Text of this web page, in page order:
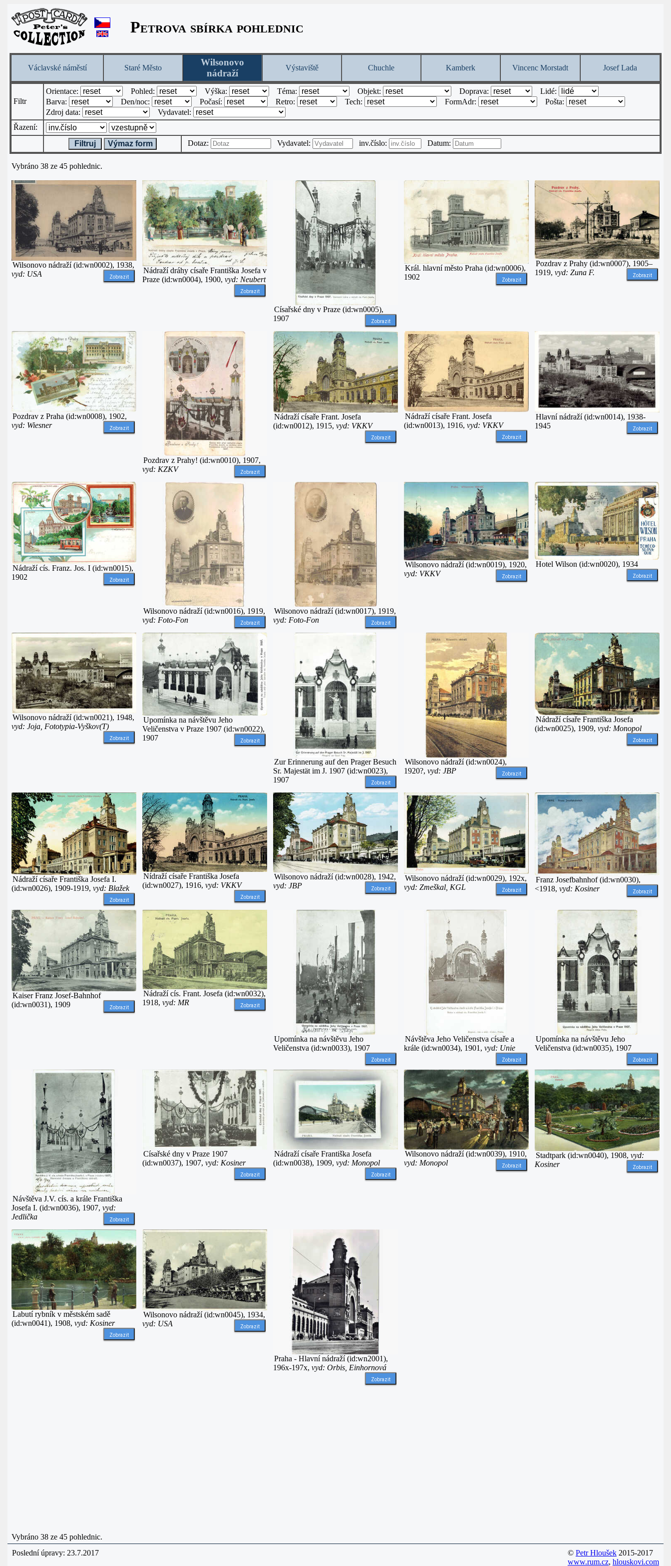
Petrova sbírka pohlednic
Václavské náměstí Staré Město
Wilsonovo
nádraží
Výstaviště Chuchle Kamberk Vincenc Morstadt Josef Lada
Filtr
Orientace: Pohled: Výška: Téma: Objekt: Doprava:
Lidé:
Barva:
Den/noc: Počasí: Retro: Tech: FormAdr:
Pošta:
Zdroj data:
Vydavatel:
Řazení:
Filtruj
Výmaz form Dotaz: Vydavatel: inv.číslo: Datum:
Vybráno 38 ze 45 pohlednic.
Wilsonovo nádraží (id:wn0002), 1938,
vyd: USA
Zobrazit
Nádraží dráhy císaře Františka Josefa v
Praze (id:wn0004), 1900, vyd: Neubert
Zobrazit
Císařské dny v Praze (id:wn0005),
1907
Zobrazit
Král. hlavní město Praha (id:wn0006),
1902
Zobrazit
Pozdrav z Prahy (id:wn0007), 1905–
1919, vyd: Zuna F. Zobrazit
Pozdrav z Praha (id:wn0008), 1902,
vyd: Wiesner
Zobrazit
Pozdrav z Prahy! (id:wn0010), 1907,
vyd: KZKV
Zobrazit
Nádraží císaře Frant. Josefa
(id:wn0012), 1915, vyd: VKKV
Zobrazit
Nádraží císaře Frant. Josefa
(id:wn0013), 1916, vyd: VKKV
Zobrazit
Hlavní nádraží (id:wn0014), 1938-
1945
Zobrazit
Nádraží cís. Franz. Jos. I (id:wn0015),
1902
Zobrazit
Wilsonovo nádraží (id:wn0016), 1919,
vyd: Foto-Fon
Zobrazit
Wilsonovo nádraží (id:wn0017), 1919,
vyd: Foto-Fon
Zobrazit
Wilsonovo nádraží (id:wn0019), 1920,
vyd: VKKV
Zobrazit
Hotel Wilson (id:wn0020), 1934
Zobrazit
Wilsonovo nádraží (id:wn0021), 1948,
vyd: Joja, Fototypia-Vyškov(T)
Zobrazit
Upomínka na návštěvu Jeho
Veličenstva v Praze 1907 (id:wn0022),
1907
Zobrazit
Zur Erinnerung auf den Prager Besuch
Sr. Majestät im J. 1907 (id:wn0023),
1907
Zobrazit
Wilsonovo nádraží (id:wn0024),
1920?, vyd: JBP Zobrazit
Nádraží císaře Františka Josefa
(id:wn0025), 1909, vyd: Monopol
Zobrazit
Nádraží císaře Františka Josefa I.
(id:wn0026), 1909-1919, vyd: Blažek
Zobrazit
Nídraží císaře Františka Josefa
(id:wn0027), 1916, vyd: VKKV
Zobrazit
Wilsonovo nádraží (id:wn0028), 1942,
vyd: JBP
Zobrazit
Wilsonovo nádraží (id:wn0029), 192x,
vyd: Zmeškal, KGL
Zobrazit
Franz Josefbahnhof (id:wn0030),
<1918, vyd: Kosiner Zobrazit
Kaiser Franz Josef-Bahnhof
(id:wn0031), 1909
Zobrazit
Nádraží cís. Frant. Josefa (id:wn0032),
1918, vyd: MR Zobrazit
Upomínka na návštěvu Jeho
Veličenstva (id:wn0033), 1907
Zobrazit
Návštěva Jeho Veličenstva císaře a
krále (id:wn0034), 1901, vyd: Unie
Zobrazit
Upomínka na návštěvu Jeho
Veličenstva (id:wn0035), 1907
Zobrazit
Návštěva J.V. cís. a krále Františka
Josefa I. (id:wn0036), 1907, vyd:
Jedlička
Zobrazit
Císařské dny v Praze 1907
(id:wn0037), 1907, vyd: Kosiner
Zobrazit
Nádraží císaře Františka Josefa
(id:wn0038), 1909, vyd: Monopol
Zobrazit
Wilsonovo nádraží (id:wn0039), 1910,
vyd: Monopol
Zobrazit
Stadtpark (id:wn0040), 1908, vyd:
Kosiner
Zobrazit
Labutí rybník v městském sadě
(id:wn0041), 1908, vyd: Kosiner
Zobrazit
Wilsonovo nádraží (id:wn0045), 1934,
vyd: USA
Zobrazit
Praha - Hlavní nádraží (id:wn2001),
196x-197x, vyd: Orbis, Einhornová
Zobrazit
Vybráno 38 ze 45 pohlednic.
Poslední úpravy: 23.7.2017
© Petr Hloušek 2015-2017
www.rum.cz, hlouskovi.com